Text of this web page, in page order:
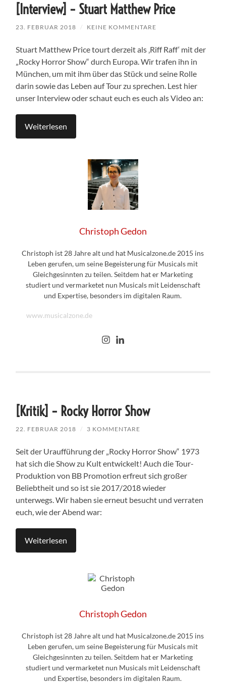
[Interview] – Stuart Matthew Price
23. FEBRUAR 2018 / KEINE KOMMENTARE
Stuart Matthew Price tourt derzeit als ‚Riff Raff‘ mit der
„Rocky Horror Show“ durch Europa. Wir trafen ihn in
München, um mit ihm über das Stück und seine Rolle
darin sowie das Leben auf Tour zu sprechen. Lest hier
unser Interview oder schaut euch es euch als Video an:
Weiterlesen
Christoph Gedon
Christoph ist 28 Jahre alt und hat Musicalzone.de 2015 ins
Leben gerufen, um seine Begeisterung für Musicals mit
Gleichgesinnten zu teilen. Seitdem hat er Marketing
studiert und vermarketet nun Musicals mit Leidenschaft
und Expertise, besonders im digitalen Raum.
www.musicalzone.de
[Kritik] – Rocky Horror Show
22. FEBRUAR 2018 / 3 KOMMENTARE
Seit der Uraufführung der „Rocky Horror Show“ 1973
hat sich die Show zu Kult entwickelt! Auch die Tour-
Produktion von BB Promotion erfreut sich großer
Beliebtheit und so ist sie 2017/2018 wieder
unterwegs. Wir haben sie erneut besucht und verraten
euch, wie der Abend war:
Weiterlesen
Christoph Gedon
Christoph ist 28 Jahre alt und hat Musicalzone.de 2015 ins
Leben gerufen, um seine Begeisterung für Musicals mit
Gleichgesinnten zu teilen. Seitdem hat er Marketing
studiert und vermarketet nun Musicals mit Leidenschaft
und Expertise, besonders im digitalen Raum.